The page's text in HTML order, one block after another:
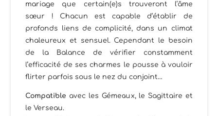
mariage que certain(e)s trouveront l’âme
sœur ! Chacun est capable d’établir de
profonds liens de complicité, dans un climat
chaleureux et sensuel. Cependant le besoin
de la Balance de vérifier constamment
l’efficacité de ses charmes le pousse à vouloir
flirter parfois sous le nez du conjoint…
Compatible avec les Gémeaux, le Sagittaire et
le Verseau.